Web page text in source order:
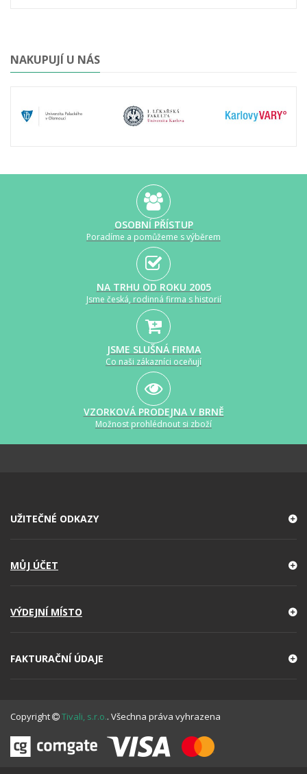
NAKUPUJÍ U NÁS
OSOBNÍ PŘÍSTUP
Poradíme a pomůžeme s výběrem
NA TRHU OD ROKU 2005
Jsme česká, rodinná firma s historií
JSME SLUŠNÁ FIRMA
Co naši zákazníci oceňují
VZORKOVÁ PRODEJNA V BRNĚ
Možnost prohlédnout si zboží
UŽITEČNÉ ODKAZY
MŮJ ÚČET
VÝDEJNÍ MÍSTO
FAKTURAČNÍ ÚDAJE
Copyright Tivali, s.r.o.. Všechna práva vyhrazena